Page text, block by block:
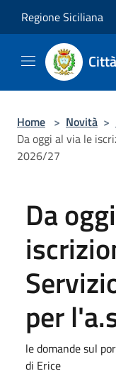
Regione Siciliana
Home > Novità >
Da oggi al via le
2026/27
Da
per
le domande sul
di Erice